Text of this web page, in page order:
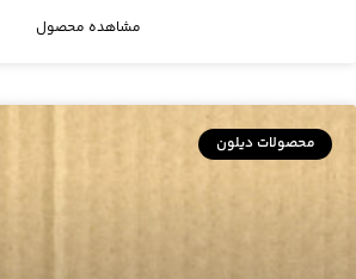
مشاهده محصول
محصولات دیلون